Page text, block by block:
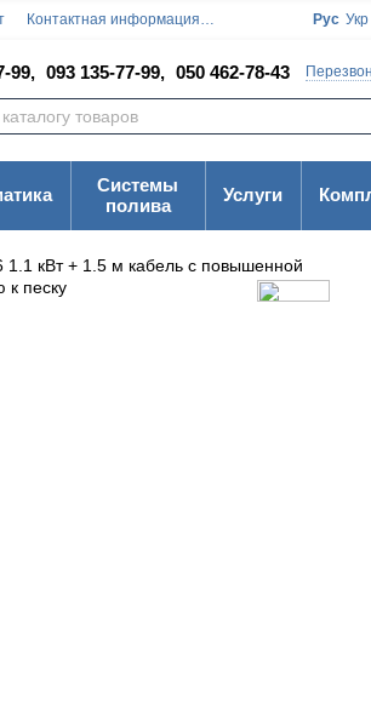
Контактная информация Рус Укр
99, 093 135-77-99, 050 462-78-43
Системы
полива
Услуги